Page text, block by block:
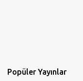
Popüler Yayınlar